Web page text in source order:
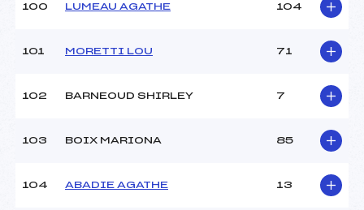
100 LUMEAU AGATHE 104
101 MORETTI LOU 71
102 BARNEOUD SHIRLEY 7
103 BOIX MARIONA 85
104 ABADIE AGATHE 13